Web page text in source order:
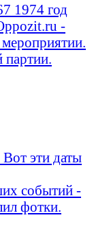
1974 год
-
партии.
эти даты
событий -
фотки.